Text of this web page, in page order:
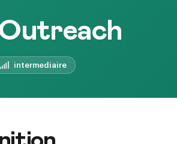
Outreach
intermediaire